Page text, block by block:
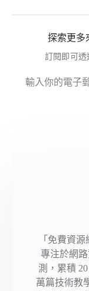
探索更多
訂閱即可透
「免費資
專注於網
測，累積
萬篇技術教